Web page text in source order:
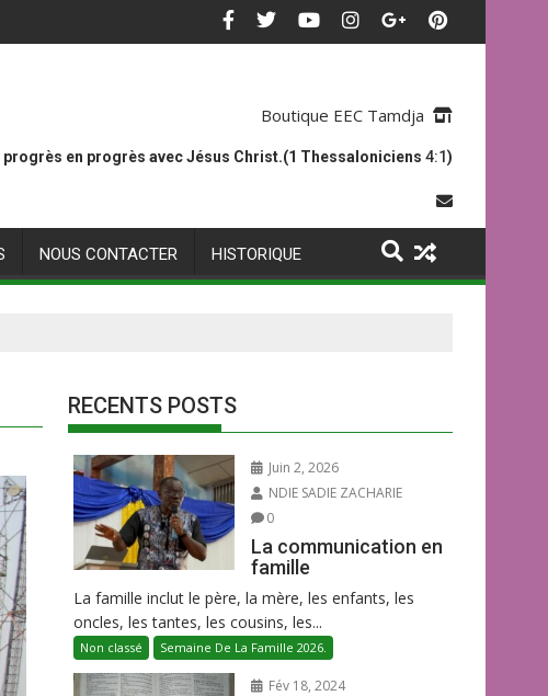
Boutique EEC Tamdja
progrès en progrès avec Jésus Christ.(1 Thessaloniciens 4:1)
NOUS CONTACTER HISTORIQUE
RECENTS POSTS
Juin 2, 2026
NDIE SADIE ZACHARIE
0
La communication en
famille
La famille inclut le père, la mère, les enfants, les
oncles, les tantes, les cousins, les...
Non classé Semaine De La Famille 2026.
Fév 18, 2024